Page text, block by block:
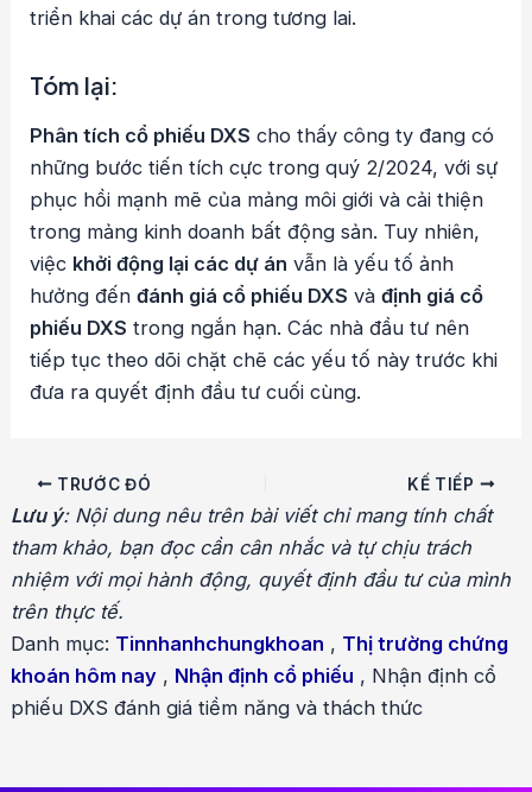
triển khai các dự án trong tương lai.
Tóm lại:
Phân tích cổ phiếu DXS cho thấy công ty đang có
những bước tiến tích cực trong quý 2/2024, với sự
phục hồi mạnh mẽ của mảng môi giới và cải thiện
trong mảng kinh doanh bất động sản. Tuy nhiên,
việc khởi động lại các dự án vẫn là yếu tố ảnh
hưởng đếnđánh giá cổ phiếu DXS vàđịnh giá cổ
phiếu DXS trong ngắn hạn. Các nhà đầu tư nên
tiếp tục theo dõi chặt chẽ các yếu tố này trước khi
đưa ra quyết định đầu tư cuối cùng.
Điều
hướng
bài
viết
TRƯỚC ĐÓ KẾ TIẾP
Lưu ý: Nội dung nêu trên bài viết chỉ mang tính chất
tham khảo, bạn đọc cần cân nhắc và tự chịu trách
nhiệm với mọi hành động, quyết định đầu tư của mình
trên thực tế.
Danh mục: Tinnhanhchungkhoan , Thị trường chứng
khoán hôm nay, Nhận định cổ phiếu , Nhận định cổ
phiếu DXS đánh giá tiềm năng và thách thức